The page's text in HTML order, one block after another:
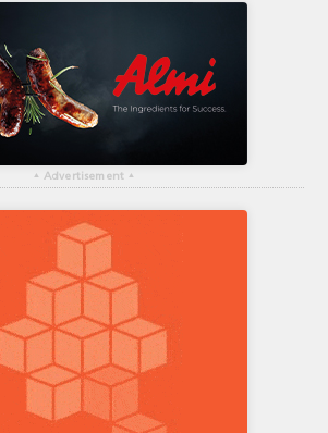
▴ Advertisement ▴